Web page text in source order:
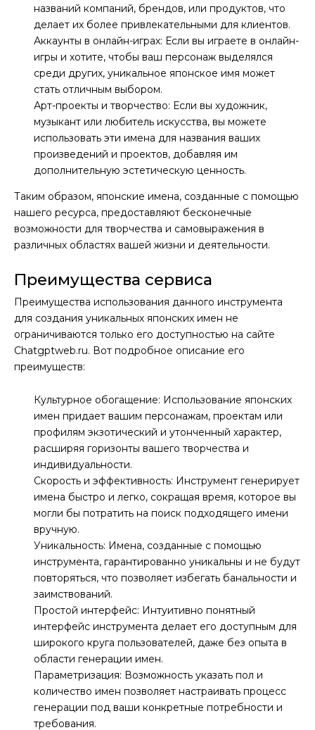
названий компаний, брендов, или продуктов, что
делает их более привлекательными для клиентов.
Аккаунты в онлайн-играх: Если вы играете в онлайн-
игры и хотите, чтобы ваш персонаж выделялся
среди других, уникальное японское имя может
стать отличным выбором.
Арт-проекты и творчество: Если вы художник,
музыкант или любитель искусства, вы можете
использовать эти имена для названия ваших
произведений и проектов, добавляя им
дополнительную эстетическую ценность.
Таким образом, японские имена, созданные с помощью
нашего ресурса, предоставляют бесконечные
возможности для творчества и самовыражения в
различных областях вашей жизни и деятельности.
Преимущества сервиса
Преимущества использования данного инструмента
для создания уникальных японских имен не
ограничиваются только его доступностью на сайте
Chatgptweb.ru. Вот подробное описание его
преимуществ:
Культурное обогащение: Использование японских
имен придает вашим персонажам, проектам или
профилям экзотический и утонченный характер,
расширяя горизонты вашего творчества и
индивидуальности.
Скорость и эффективность: Инструмент генерирует
имена быстро и легко, сокращая время, которое вы
могли бы потратить на поиск подходящего имени
вручную.
Уникальность: Имена, созданные с помощью
инструмента, гарантированно уникальны и не будут
повторяться, что позволяет избегать банальности и
заимствований.
Простой интерфейс: Интуитивно понятный
интерфейс инструмента делает его доступным для
широкого круга пользователей, даже без опыта в
области генерации имен.
Параметризация: Возможность указать пол и
количество имен позволяет настраивать процесс
генерации под ваши конкретные потребности и
требования.